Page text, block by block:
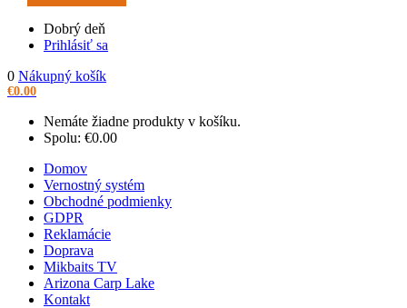
Dobrý deň
Prihlásiť sa
0 Nákupný košík
€0.00
Nemáte žiadne produkty v košíku.
Spolu: €0.00
Domov
Vernostný systém
Obchodné podmienky
GDPR
Reklamácie
Doprava
Mikbaits TV
Arizona Carp Lake
Kontakt